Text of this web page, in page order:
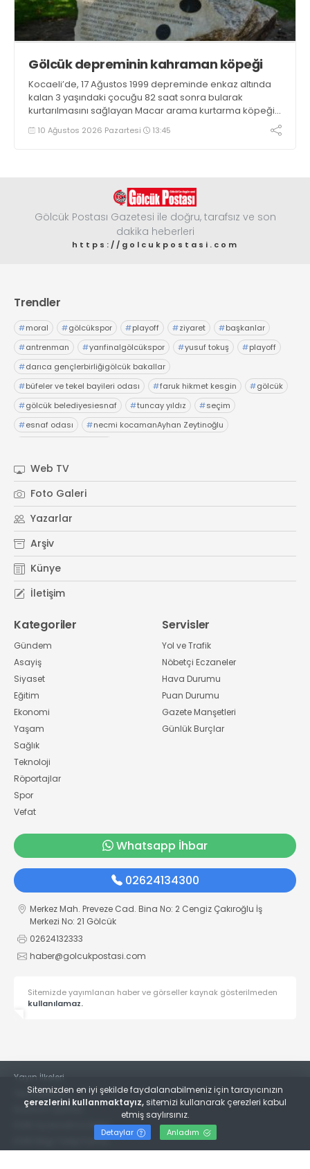
Gölcük depreminin kahraman köpeği
Kocaeli’de, 17 Ağustos 1999 depreminde enkaz altında
kalan 3 yaşındaki çocuğu 82 saat sonra bularak
kurtarılmasını sağlayan Macar arama kurtarma köpeği
Mancs’ın İzmit’teki anıtı, Türk-Macar dostluğunun
nişanesi olarak varlığını sürdürüyor
10 Ağustos 2026 Pazartesi 13:45
Gölcük Postası Gazetesi ile doğru, tarafsız ve son
dakika heberleri
https://golcukpostasi.com
Trendler
#moral #gölcükspor #playoff #ziyaret #başkanlar
#antrenman #yarıfinalgölcükspor #yusuf tokuş #playoff
#darıca gençlerbirliğigölcük bakallar
#büfeler ve tekel bayileri odası #faruk hikmet kesgin #gölcük
#gölcük belediyesiesnaf #tuncay yıldız #seçim
#esnaf odası #necmi kocamanAyhan Zeytinoğlu
Web TV
Foto Galeri
Yazarlar
Arşiv
Künye
İletişim
Kategoriler
Gündem
Asayiş
Siyaset
Eğitim
Ekonomi
Yaşam
Sağlık
Teknoloji
Röportajlar
Spor
Vefat
Servisler
Yol ve Trafik
Nöbetçi Eczaneler
Hava Durumu
Puan Durumu
Gazete Manşetleri
Günlük Burçlar
Whatsapp İhbar
02624134300
Merkez Mah. Preveze Cad. Bina No: 2 Cengiz Çakıroğlu İş
Merkezi No: 21 Gölcük
02624132333
haber@golcukpostasi.com
Sitemizde yayımlanan haber ve görseller kaynak gösterilmeden
kullanılamaz.
Yayın İlkeleri
Veri Politikası
Kullanım Şartları
KVKK Aydınlatma Metni
KVKK Bilgi Talep Formu
Sitemizden en iyi şekilde faydalanabilmeniz için tarayıcınızın
çerezlerini kullanmaktayız, sitemizi kullanarak çerezleri kabul
etmiş saylırsınız.
Detaylar Anladım